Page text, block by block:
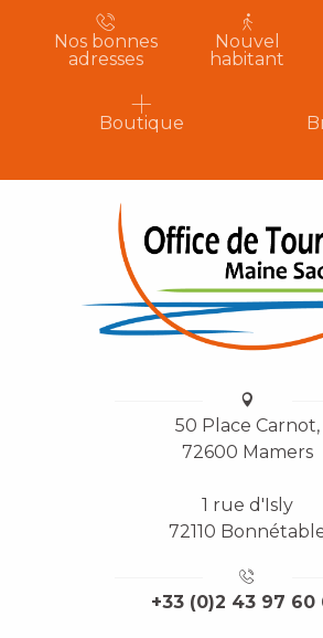
Nos bonnes
adresses
Nouvel
habitant
Boutique
50 Place Carnot,
72600 Mamers
1 rue d'Isly
72110
+33 (0)2 43 97 60